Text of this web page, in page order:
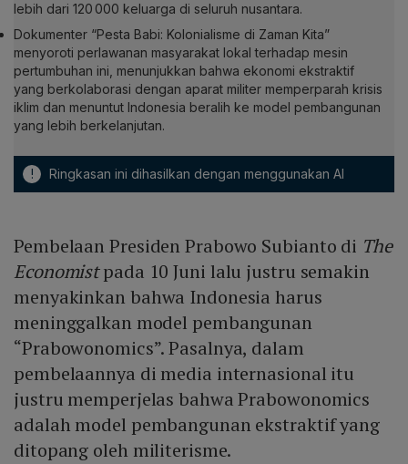
lebih dari 120 000 keluarga di seluruh nusantara.
Dokumenter “Pesta Babi: Kolonialisme di Zaman Kita”
menyoroti perlawanan masyarakat lokal terhadap mesin
pertumbuhan ini, menunjukkan bahwa ekonomi ekstraktif
yang berkolaborasi dengan aparat militer memperparah krisis
iklim dan menuntut Indonesia beralih ke model pembangunan
yang lebih berkelanjutan.
! Ringkasan ini dihasilkan dengan menggunakan AI
Pembelaan Presiden Prabowo Subianto di The
Economistpada 10 Juni lalu justru semakin
menyakinkan bahwa Indonesia harus
meninggalkan model pembangunan
“Prabowonomics”. Pasalnya, dalam
pembelaannya di media internasional itu
justru memperjelas bahwa Prabowonomics
adalah model pembangunan ekstraktif yang
ditopang oleh militerisme.